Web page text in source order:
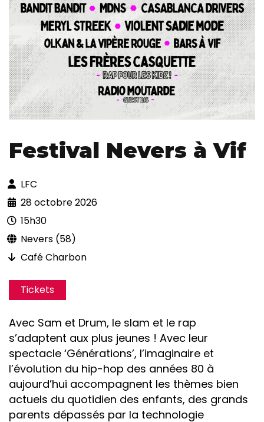
Festival Nevers à Vif
LFC
28 octobre 2026
15h30
Nevers (58)
Café Charbon
Tickets
Avec Sam et Drum, le slam et le rap
s’adaptent aux plus jeunes ! Avec leur
spectacle ‘Générations’, l’imaginaire et
l’évolution du hip-hop des années 80 à
aujourd’hui accompagnent les thèmes bien
actuels du quotidien des enfants, des grands
parents dépassés par la technologie